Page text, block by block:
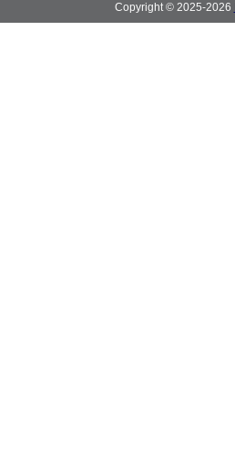
Copyright © 2025-2026